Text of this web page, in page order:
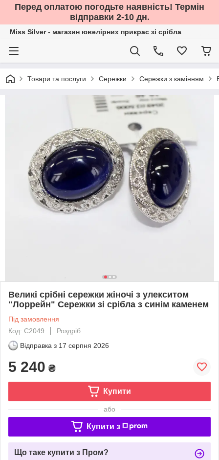
Перед оплатою погодьте наявність! Термін
відправки 2-10 дн.
Miss Silver - магазин ювелірних прикрас зі срібла
Товари та послуги Сережки Сережки з камінням
Великі срібні сережки жіночі з улекситом
"Лоррейн" Сережки зі срібла з синім каменем
Під замовлення
Код: С2049
Роздріб
Відправка з 17 серпня 2026
5 240 ₴
Купити
або
Купити з
Що таке купити з Пром?